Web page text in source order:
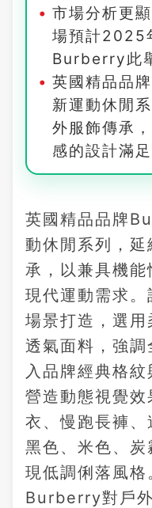
市場分析更
場預計2025
Burberry此
英國精品品
新運動休閒
外服飾傳承
感的設計滿
英國精品品牌
動休閒系列，
承，以兼具機能
現代運動需求
場景打造，選
透氣面料，強
入品牌經典格紋
營造動態視覺
衣、慢跑長褲
黑色、米色、
現低調俐落風
Burberry對戶